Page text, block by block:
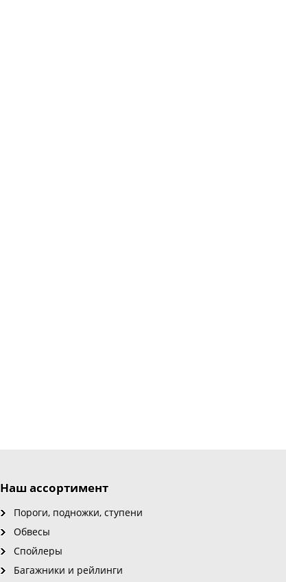
Наш ассортимент
Пороги, подножки, ступени
Обвесы
Спойлеры
Багажники и рейлинги